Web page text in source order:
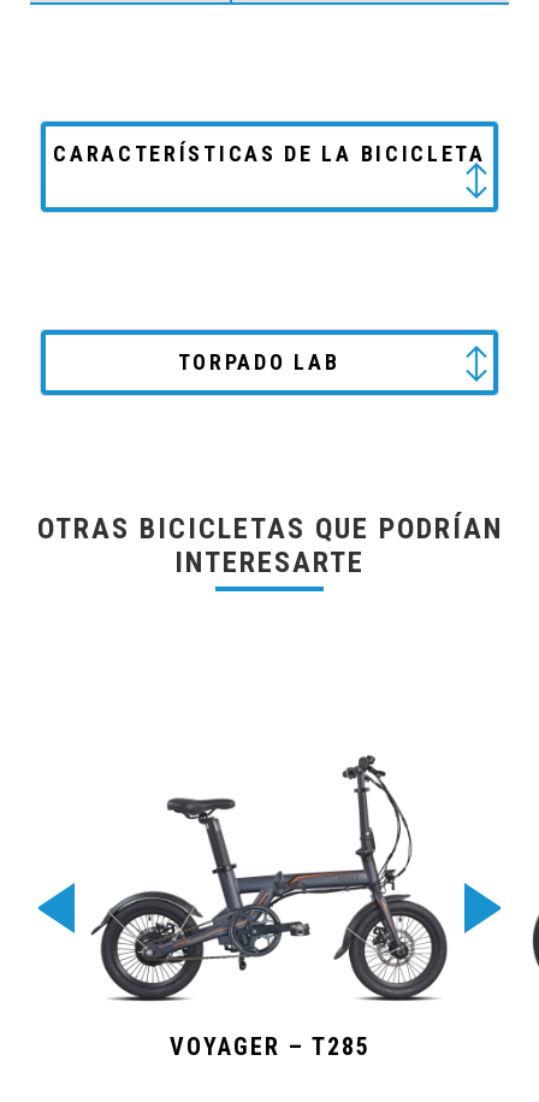
CARACTERÍSTICAS DE LA BICICLETA
TORPADO LAB
OTRAS BICICLETAS QUE PODRÍAN
INTERESARTE
VOYAGER – T285